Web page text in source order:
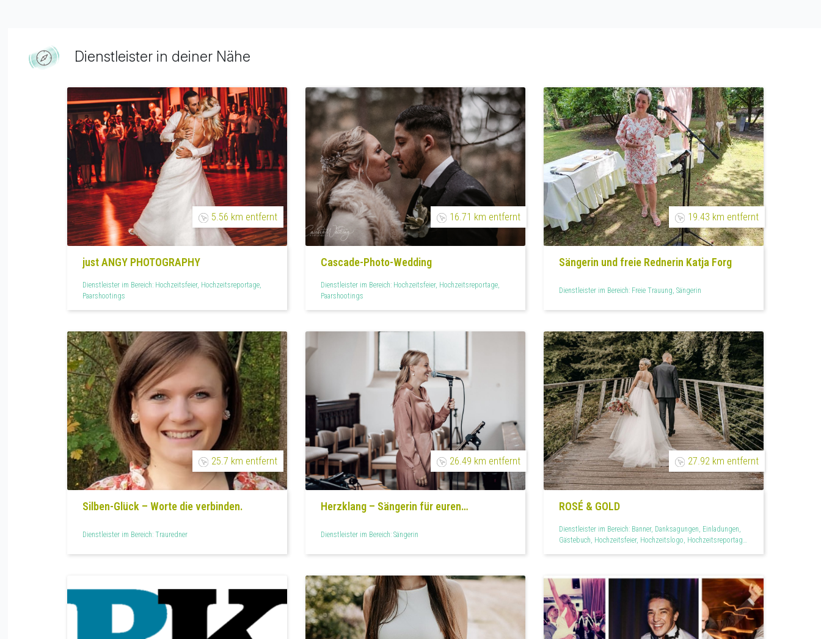
Dienstleister in deiner Nähe
5.56 km entfernt
just ANGY PHOTOGRAPHY
Dienstleister im Bereich: Hochzeitsfeier, Hochzeitsreportage,
Paarshootings
16.71 km entfernt
Cascade-Photo-Wedding
Dienstleister im Bereich: Hochzeitsfeier, Hochzeitsreportage,
Paarshootings
19.43 km entfernt
Sängerin und freie Rednerin Katja Forg
Dienstleister im Bereich: Freie Trauung, Sängerin
25.7 km entfernt
Silben-Glück – Worte die verbinden.
Dienstleister im Bereich: Trauredner
26.49 km entfernt
Herzklang – Sängerin für euren
Dienstleister im Bereich: Sängerin
27.92 km entfernt
ROSÉ & GOLD
Dienstleister im Bereich: Banner, Danksagungen, Einladungen,
Gästebuch, Hochzeitsfeier, Hochzeitslogo, Hochzeitsreportage,